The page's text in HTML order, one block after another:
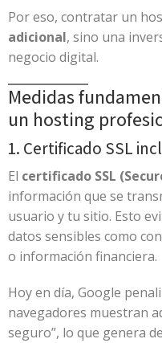
Por eso, contratar un
adicional, sino una
negocio digital.
Medidas
un hosting
1. Certificado SSL
El certificado SSL
información que se
usuario y tu sitio. Esto
datos sensibles como
o información financiera.
Hoy en día, Google
navegadores muestran
seguro”, lo que genera